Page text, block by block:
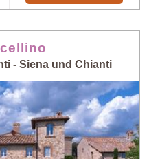
- Siena und Chianti